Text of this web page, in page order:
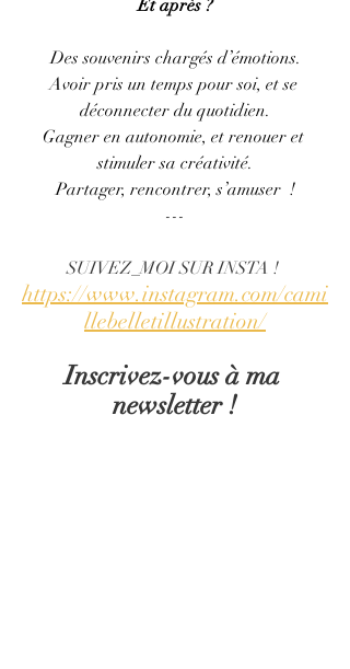
Et après ?
Des souvenirs chargés d’émotions.
Avoir pris un temps pour soi, et se
déconnecter du quotidien.
Gagner en autonomie, et renouer et
stimuler sa créativité.
Partager, rencontrer, s’amuser  !
---
SUIVEZ_MOI SUR INSTA !
https://www.instagram.com/cami
llebelletillustration/
Inscrivez-vous à ma
newsletter !